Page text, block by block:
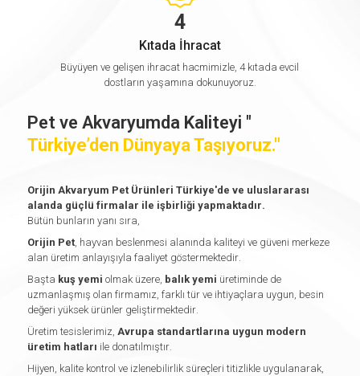
Sosyal
Medya
4
Kıtada İhracat
Büyüyen ve gelişen ihracat hacmimizle, 4 kıtada evcil
dostların yaşamına dokunuyoruz.
Pet ve Akvaryumda Kaliteyi "
Türkiye’den Dünyaya Taşıyoruz."
Orijin Akvaryum Pet Ürünleri Türkiye'de ve uluslararası
alanda güçlü firmalar ile işbirliği yapmaktadır.
Bütün bunların yanı sıra,
Orijin Pet, hayvan beslenmesi alanında kaliteyi ve güveni merkeze
alan üretim anlayışıyla faaliyet göstermektedir.
Başta kuş yemi olmak üzere, balık yemi üretiminde de
uzmanlaşmış olan firmamız, farklı tür ve ihtiyaçlara uygun, besin
değeri yüksek ürünler geliştirmektedir.
Üretim tesislerimiz, Avrupa standartlarına uygun modern
üretim hatları ile donatılmıştır.
Hijyen, kalite kontrol ve izlenebilirlik süreçleri titizlikle uygulanarak,